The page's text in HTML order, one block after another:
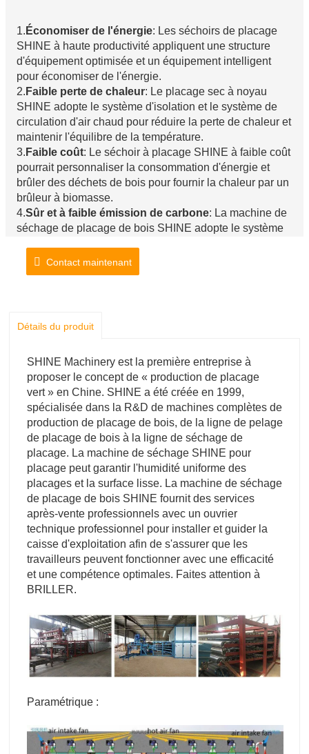
1. Économiser de l'énergie: Les séchoirs de placage
SHINE à haute productivité appliquent une structure
d'équipement optimisée et un équipement intelligent
pour économiser de l'énergie.
2. Faible perte de chaleur: Le placage sec à noyau
SHINE adopte le système d'isolation et le système de
circulation d'air chaud pour réduire la perte de chaleur et
maintenir l'équilibre de la température.
3. Faible coût: Le séchoir à placage SHINE à faible coût
pourrait personnaliser la consommation d'énergie et
brûler des déchets de bois pour fournir la chaleur par un
brûleur à biomasse.
4.Sûr et à faible émission de carbone: La machine de
séchage de placage de bois SHINE adopte le système
de fumée ni de poussière, qu'il est propre et sûr. Notre
brûleur à biomasse n'est pas une sorte de machine à
Contact maintenant
Détails du produit
SHINE Machinery est la première entreprise à
proposer le concept de « production de placage
vert » en Chine. SHINE a été créée en 1999,
spécialisée dans la R&D de machines complètes de
production de placage de bois, de la ligne de pelage
de placage de bois à la ligne de séchage de
placage. La machine de séchage SHINE pour
placage peut garantir l'humidité uniforme des
placages et la surface lisse. La machine de séchage
de placage de bois SHINE fournit des services
après-vente professionnels avec un ouvrier
technique professionnel pour installer et guider la
caisse d'exploitation afin de s'assurer que les
travailleurs peuvent fonctionner avec une efficacité
et une compétence optimales. Faites attention à
BRILLER.
Paramétrique :